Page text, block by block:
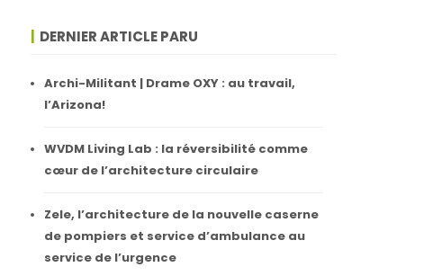
DERNIER ARTICLE PARU
Archi-Militant | Drame OXY : au travail,
l’Arizona!
WVDM Living Lab : la réversibilité comme
cœur de l’architecture circulaire
Zele, l’architecture de la nouvelle caserne
de pompiers et service d’ambulance au
service de l’urgence